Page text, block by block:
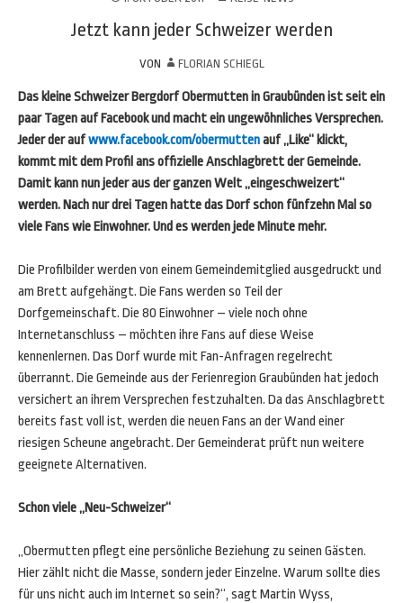
Jetzt kann jeder Schweizer werden
VON FLORIAN SCHIEGL
Das kleine Schweizer Bergdorf Obermutten in Graubünden ist seit ein
paar Tagen auf Facebook und macht ein ungewöhnliches Versprechen.
Jeder der aufwww.facebook.com/obermuttenauf „Like“ klickt,
kommt mit dem Profil ans offizielle Anschlagbrett der Gemeinde.
Damit kann nun jeder aus der ganzen Welt „eingeschweizert“
werden. Nach nur drei Tagen hatte das Dorf schon fünfzehn Mal so
viele Fans wie Einwohner. Und es werden jede Minute mehr.
Die Profilbilder werden von einem Gemeindemitglied ausgedruckt und
am Brett aufgehängt. Die Fans werden so Teil der
Dorfgemeinschaft. Die 80 Einwohner – viele noch ohne
Internetanschluss – möchten ihre Fans auf diese Weise
kennenlernen. Das Dorf wurde mit Fan-Anfragen regelrecht
überrannt. Die Gemeinde aus der Ferienregion Graubünden hat jedoch
versichert an ihrem Versprechen festzuhalten. Da das Anschlagbrett
bereits fast voll ist, werden die neuen Fans an der Wand einer
riesigen Scheune angebracht. Der Gemeinderat prüft nun weitere
geeignete Alternativen.
Schon viele „Neu-Schweizer“
„Obermutten pflegt eine persönliche Beziehung zu seinen Gästen.
Hier zählt nicht die Masse, sondern jeder Einzelne. Warum sollte dies
für uns nicht auch im Internet so sein?“, sagt Martin Wyss,